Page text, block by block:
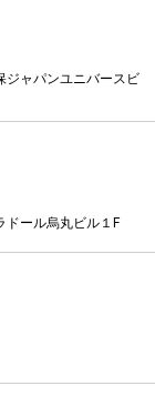
ジャパンユニバースビ
ドール烏丸ビル１F